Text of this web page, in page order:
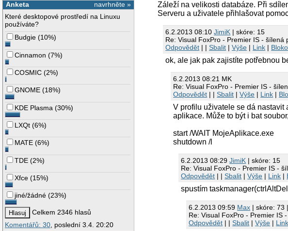
navrhněte »
Anketa
Které desktopové prostředí na Linuxu
používáte?
Budgie (10%)
Cinnamon (7%)
COSMIC (2%)
GNOME (18%)
KDE Plasma (30%)
LXQt (6%)
MATE (6%)
TDE (2%)
Xfce (15%)
jiné/žádné (23%)
Celkem 2346 hlasů
Komentářů: 30 , poslední 3.4. 20:20
Záleží na velikosti databáze. Při
Serveru a uživatele přihlašovat
6.2.2013 08:10JimiK | skóre: 15
Re: Visual FoxPro - Premier IS - šílená
Odpovědět | |Sbalit |Výše | Link |
ok, ale jak pak zajistíte potřebnou
6.2.2013 08:21 MK
Re: Visual FoxPro - Premier IS -
Odpovědět | |Sbalit |Výše | Link |
V profilu uživatele se dá nastavit
aplikace. Může to být i bat
start /WAIT MojeAplikace.exe
shutdown /l
6.2.2013 08:29JimiK | skóre: 15
Re: Visual FoxPro - Premier IS -
Odpovědět | |Sbalit |Výše | Link |
spustím
6.2.2013 09:59 Max | skóre: 73
Re: Visual FoxPro - Premier IS
Odpovědět | |Sbalit |Výše | Link